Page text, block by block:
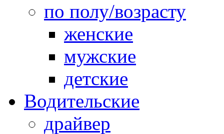
по полу/возрасту
женские
мужские
детские
Водительские
драйвер